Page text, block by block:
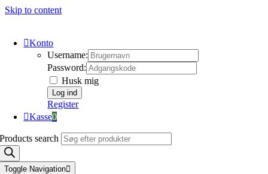
Skip to content
Konto
Username:
Password:
Husk mig
Register
Kasse0
Products search
Toggle Navigation